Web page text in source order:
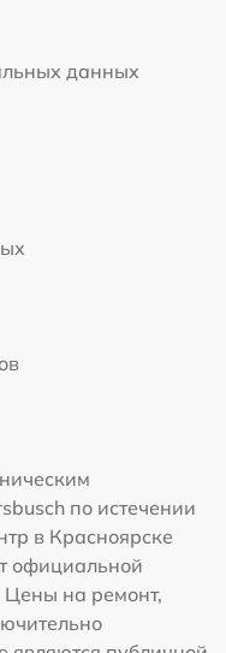
данных
по истечении
в Красноярске
официальной
Цены на ремонт,